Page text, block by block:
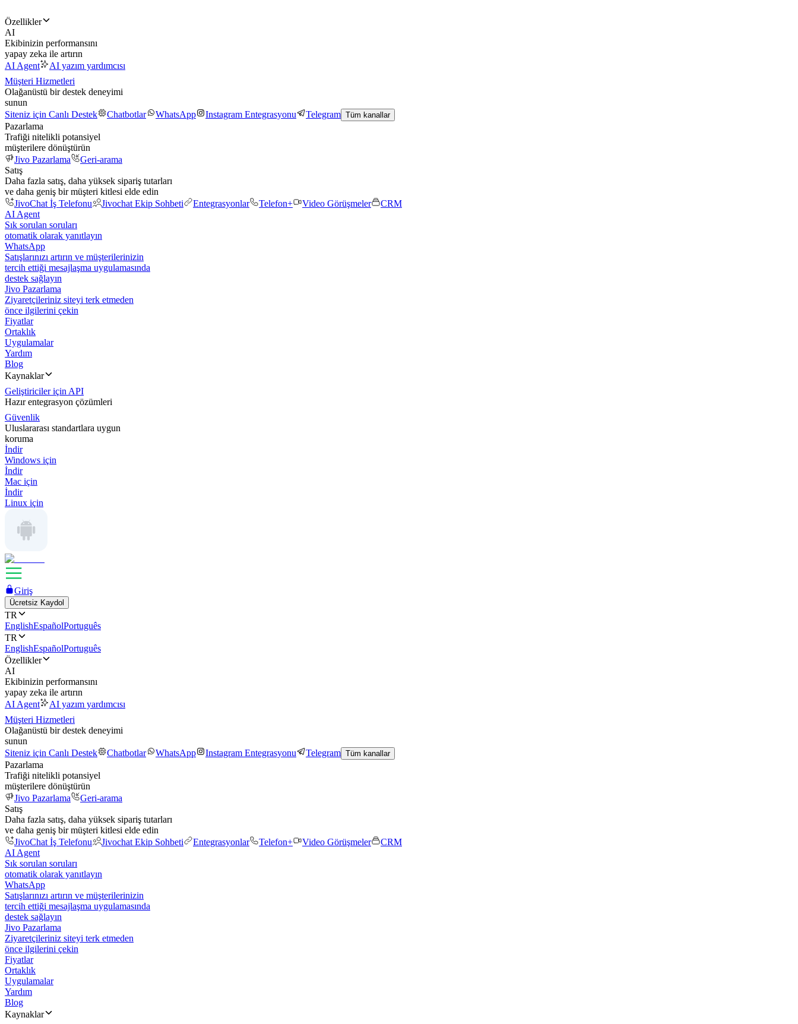
Özellikler
AI
Ekibinizin performansını
yapay zeka ile artırın
AI Agent
AI yazım yardımcısı
Müşteri Hizmetleri
Olağanüstü bir destek deneyimi
sunun
Siteniz için Canlı Destek
Chatbotlar WhatsApp Instagram Entegrasyonu Telegram Tüm kanallar
Pazarlama
Trafiği nitelikli potansiyel
müşterilere dönüştürün
Jivo Pazarlama
Geri-arama
Satış
Daha fazla satış, daha yüksek sipariş tutarları
ve daha geniş bir müşteri kitlesi elde edin
JivoChat İş Telefonu
Jivochat Ekip Sohbeti Entegrasyonlar Telefon+ Video Görüşmeler
CRM
AI Agent
Sık sorulan soruları
otomatik olarak yanıtlayın
WhatsApp
Satışlarınızı artırın ve müşterilerinizin
tercih ettiği mesajlaşma uygulamasında
destek sağlayın
Jivo Pazarlama
Ziyaretçileriniz siteyi terk etmeden
önce ilgilerini çekin
Fiyatlar
Ortaklık
Uygulamalar
Yardım
Blog
Kaynaklar
Geliştiriciler için API
Hazır entegrasyon çözümleri
Güvenlik
Uluslararası standartlara uygun
koruma
İndir
Windows için
İndir
Mac için
İndir
Linux için
Giriş
Ücretsiz Kaydol
TR
EnglishEspañolPortuguês
TR
EnglishEspañolPortuguês
Özellikler
AI
Ekibinizin performansını
yapay zeka ile artırın
AI Agent
AI yazım yardımcısı
Müşteri Hizmetleri
Olağanüstü bir destek deneyimi
sunun
Siteniz için Canlı Destek
Chatbotlar WhatsApp Instagram Entegrasyonu Telegram Tüm kanallar
Pazarlama
Trafiği nitelikli potansiyel
müşterilere dönüştürün
Jivo Pazarlama
Geri-arama
Satış
Daha fazla satış, daha yüksek sipariş tutarları
ve daha geniş bir müşteri kitlesi elde edin
JivoChat İş Telefonu
Jivochat Ekip Sohbeti Entegrasyonlar Telefon+ Video Görüşmeler
CRM
AI Agent
Sık sorulan soruları
otomatik olarak yanıtlayın
WhatsApp
Satışlarınızı artırın ve müşterilerinizin
tercih ettiği mesajlaşma uygulamasında
destek sağlayın
Jivo Pazarlama
Ziyaretçileriniz siteyi terk etmeden
önce ilgilerini çekin
Fiyatlar
Ortaklık
Uygulamalar
Yardım
Blog
Kaynaklar